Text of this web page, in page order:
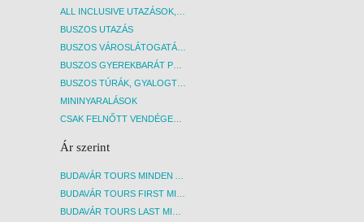
ALL INCLUSIVE UTAZÁSOK, NYARALÁSOK
BUSZOS UTAZÁS
BUSZOS VÁROSLÁTOGATÁSOK
BUSZOS GYEREKBARÁT PROGRAMOK
BUSZOS TÚRÁK, GYALOGTÚRÁK
MININYARALÁSOK
CSAK FELNŐTT VENDÉGEKET FOGADÓ SZÁLLÁSOK
Ár szerint
BUDAVÁR TOURS MINDEN AKCIÓS ÚT
BUDAVÁR TOURS FIRST MINUTE AKCIÓS UTAK
BUDAVÁR TOURS LAST MINUTE AKCIÓS UTAK